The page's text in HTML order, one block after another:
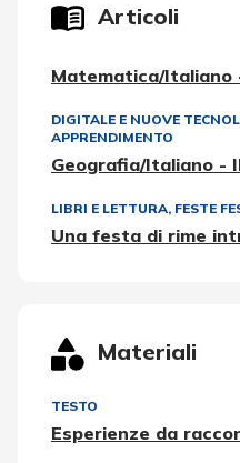
Articoli
Matematica/Italiano
DIGITALE E NUOVE
APPRENDIMENTO
Geografia/Italiano -
LIBRI E LETTURA, FESTE
Una festa di rime
Materiali
TESTO
Esperienze da